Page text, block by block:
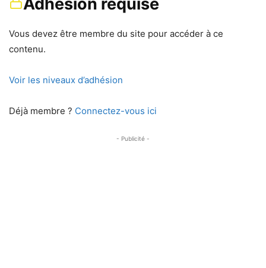
Vous devez être membre du site pour accéder à ce
contenu.
Voir les niveaux d’adhésion
Déjà membre ? Connectez-vous ici
- Publicité -